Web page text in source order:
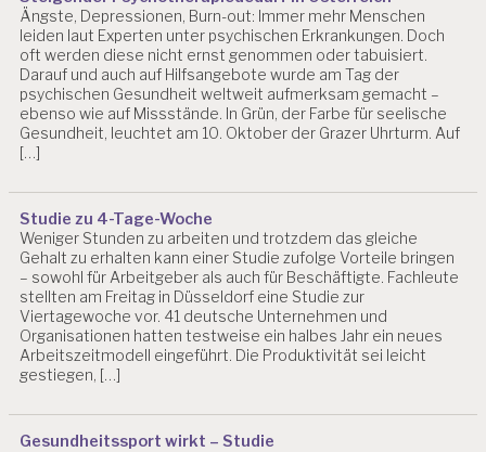
Ängste, Depressionen, Burn-out: Immer mehr Menschen
leiden laut Experten unter psychischen Erkrankungen. Doch
oft werden diese nicht ernst genommen oder tabuisiert.
Darauf und auch auf Hilfsangebote wurde am Tag der
psychischen Gesundheit weltweit aufmerksam gemacht –
ebenso wie auf Missstände. In Grün, der Farbe für seelische
Gesundheit, leuchtet am 10. Oktober der Grazer Uhrturm. Auf
[…]
Studie zu 4-Tage-Woche
Weniger Stunden zu arbeiten und trotzdem das gleiche
Gehalt zu erhalten kann einer Studie zufolge Vorteile bringen
– sowohl für Arbeitgeber als auch für Beschäftigte. Fachleute
stellten am Freitag in Düsseldorf eine Studie zur
Viertagewoche vor. 41 deutsche Unternehmen und
Organisationen hatten testweise ein halbes Jahr ein neues
Arbeitszeitmodell eingeführt. Die Produktivität sei leicht
gestiegen, […]
Gesundheitssport wirkt – Studie